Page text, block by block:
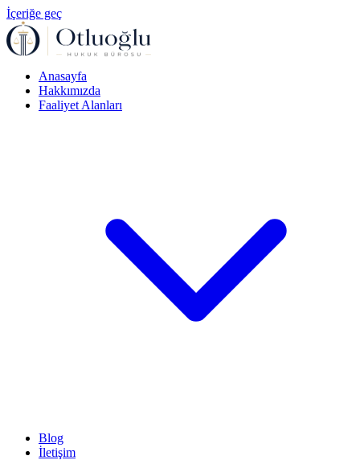
İçeriğe geç
Anasayfa
Hakkımızda
Faaliyet Alanları
Blog
İletişim